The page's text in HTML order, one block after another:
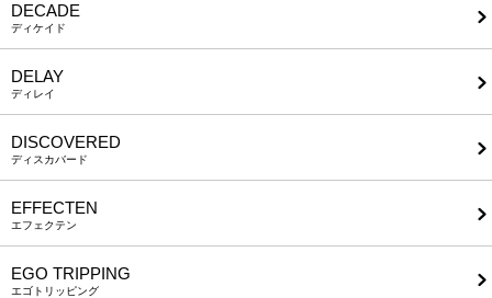
DECADE
ディケイド
DELAY
ディレイ
DISCOVERED
ディスカバード
EFFECTEN
エフェクテン
EGO TRIPPING
エゴトリッピング